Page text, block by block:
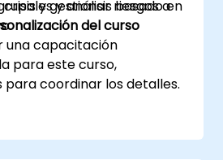
y gestionar riesgos a
y análisis basado en
del curso
una capacitación
para este curso,
coordinar los detalles.